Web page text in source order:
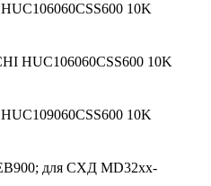
10K
HUC106060CSS600 10K
10K
для СХД MD32xx-